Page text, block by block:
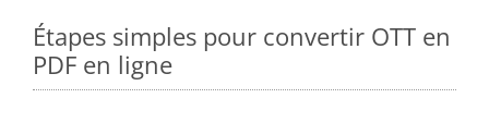
Étapes simples pour convertir OTT en
PDF en ligne